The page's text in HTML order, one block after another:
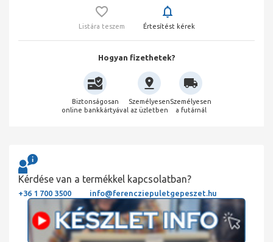
Listára teszem Értesítést kérek
Hogyan fizethetek?
Biztonságosan
online bankkártyával
Személyesen
az üzletben
Személyesen
a futárnál
Kérdése van a termékkel kapcsolatban?
+36 1 700 3500 info@ferencziepuletgepeszet.hu